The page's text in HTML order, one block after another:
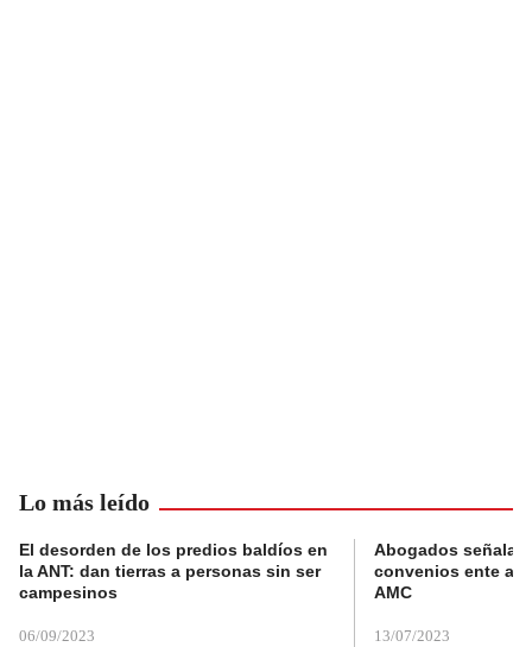
Lo más leído
El desorden de los predios baldíos en
la ANT: dan tierras a personas sin ser
campesinos
06/09/2023
Abogados
convenios ente
AMC
13/07/2023